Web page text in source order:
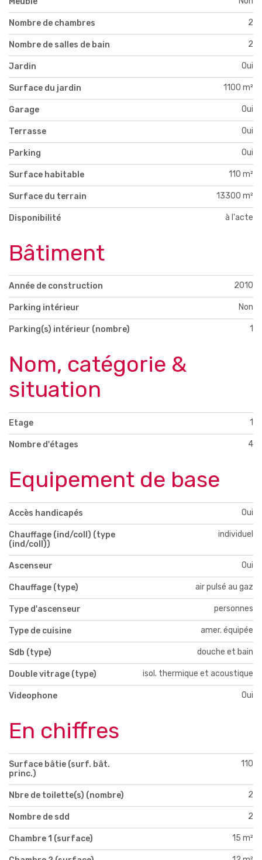
Nombre de chambres 2
Nombre de salles de bain 2
Jardin Oui
Surface du jardin 1100 m²
Garage Oui
Terrasse Oui
Parking Oui
Surface habitable 110 m²
Surface du terrain 13300 m²
Disponibilité à l'acte
Bâtiment
Année de construction 2010
Parking intérieur Non
Parking(s) intérieur (nombre) 1
Nom, catégorie &
situation
Etage 1
Nombre d'étages 4
Equipement de base
Accès handicapés Oui
Chauffage (ind/coll) (type
(ind/coll))
individuel
Ascenseur Oui
Chauffage (type) air pulsé au gaz
Type d'ascenseur personnes
Type de cuisine amer. équipée
Sdb (type) douche et bain
Double vitrage (type) isol. thermique et acoustique
Videophone Oui
En chiffres
Surface bâtie (surf. bât.
princ.)
110
Nbre de toilette(s) (nombre) 2
Nombre de sdd 2
Chambre 1 (surface) 15 m²